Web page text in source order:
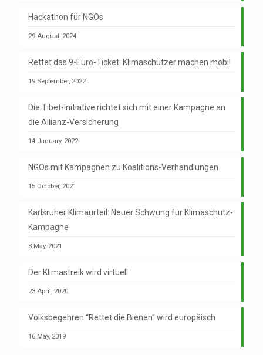
Hackathon für NGOs
29.August, 2024
Rettet das 9-Euro-Ticket. Klimaschützer machen mobil
19.September, 2022
Die Tibet-Initiative richtet sich mit einer Kampagne an
die Allianz-Versicherung
14.January, 2022
NGOs mit Kampagnen zu Koalitions-Verhandlungen
15.October, 2021
Karlsruher Klimaurteil: Neuer Schwung für Klimaschutz-
Kampagne
3.May, 2021
Der Klimastreik wird virtuell
23.April, 2020
Volksbegehren “Rettet die Bienen” wird europäisch
16.May, 2019